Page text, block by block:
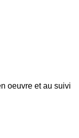
oeuvre et au suivi